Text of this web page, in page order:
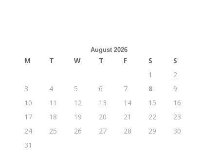
August 2026
M T W T F S
S
1
2
3
4 5 6 7 8
9
10
11 12 13 14 15
16
17
18 19 20 21 22
23
24
25 26 27 28 29
30
31